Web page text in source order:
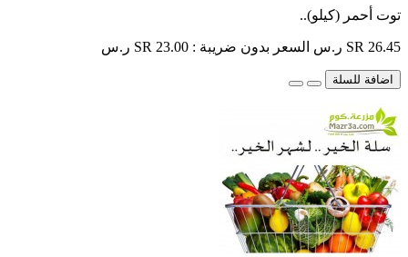
توت أحمر (كيلو)..
SR 26.45 ر.س السعر بدون ضريبة : SR 23.00 ر.س
اضافة للسلة